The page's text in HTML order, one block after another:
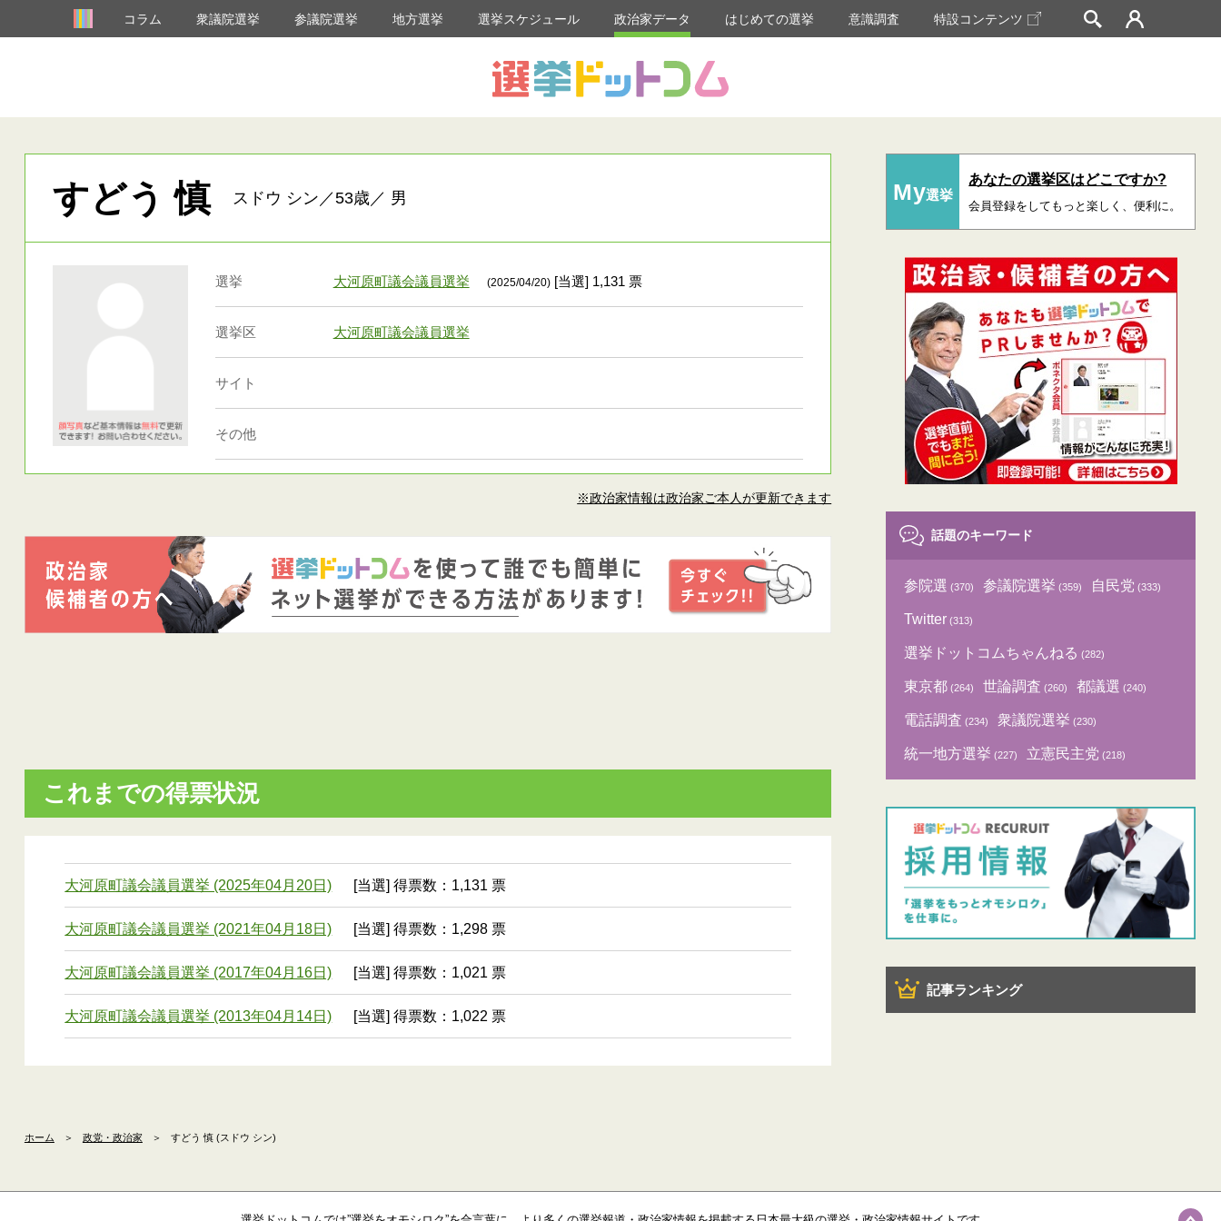
コラム 衆議院選挙 参議院選挙 地方選挙 選挙スケジュール 政治家データ はじめての選挙 意識調査 特設コンテンツ
すどう 慎 スドウ シン／53歳／ 男
選挙 大河原町議会議員選挙 (2025/04/20)[当選] 1,131 票
選挙区 大河原町議会議員選挙
サイト
その他
※政治家情報は政治家ご本人が更新できます
これまでの得票状況
大河原町議会議員選挙 (2025年04月20日) [当選] 得票数：1,131 票
大河原町議会議員選挙 (2021年04月18日) [当選] 得票数：1,298 票
大河原町議会議員選挙 (2017年04月16日) [当選] 得票数：1,021 票
大河原町議会議員選挙 (2013年04月14日) [当選] 得票数：1,022 票
My選挙
あなたの選挙区はどこですか?
会員登録をしてもっと楽しく、便利に。
話題のキーワード
参院選 (370) 参議院選挙 (359) 自民党 (333)
Twitter (313)
選挙ドットコムちゃんねる (282)
東京都 (264) 世論調査 (260) 都議選 (240)
電話調査 (234) 衆議院選挙 (230)
統一地方選挙 (227) 立憲民主党 (218)
記事ランキング
ホーム ＞ 政党・政治家 ＞ すどう 慎 (スドウ シン)